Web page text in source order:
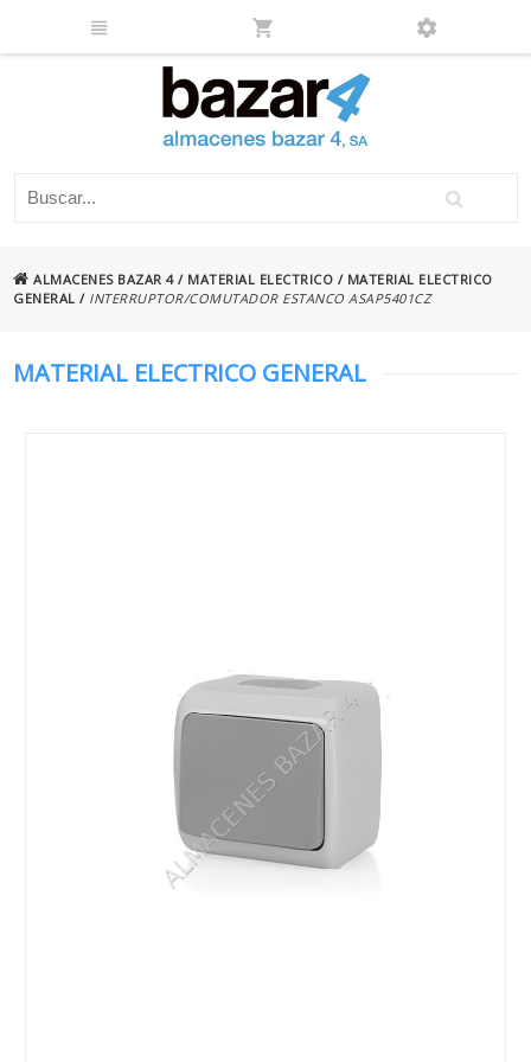
ALMACENES BAZAR 4/ MATERIAL ELECTRICO / MATERIAL ELECTRICO
GENERAL / INTERRUPTOR/COMUTADOR ESTANCO ASAP5401CZ
MATERIAL ELECTRICO GENERAL